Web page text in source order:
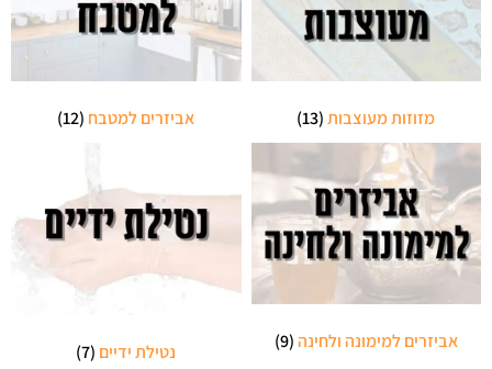
מזוזות מעוצבות(13) אביזרים למטבח (12)
אביזרים למימונה ולחינה(9) נטילת ידיים (7)